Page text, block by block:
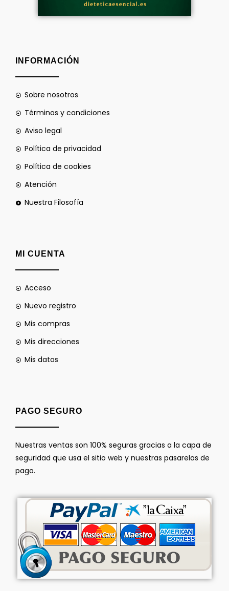
INFORMACIÓN
Sobre nosotros
Términos y condiciones
Aviso legal
Política de privacidad
Política de cookies
Atención
Nuestra Filosofía
MI CUENTA
Acceso
Nuevo registro
Mis compras
Mis direcciones
Mis datos
PAGO SEGURO
Nuestras ventas son 100% seguras gracias a la capa de
seguridad que usa el sitio web y nuestras pasarelas de
pago.